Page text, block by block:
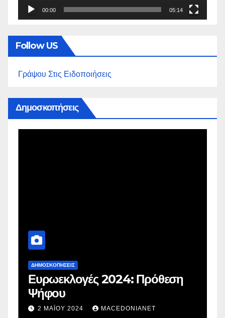
00:00 05:14
Follow US
Γράψου Στις Ειδοποιήσεις
Δημοσκοπήσεις
ΔΗΜΟΣΚΟΠΉΣΕΙΣ
Ευρωεκλογές 2024: Πρόθεση
Ψήφου
2 ΜΑΪ́ΟΥ 2024 MACEDONIANET